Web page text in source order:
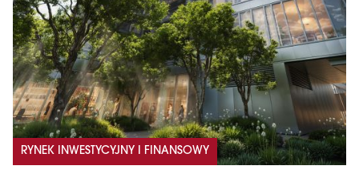
RYNEK INWESTYCYJNY I FINANSOWY